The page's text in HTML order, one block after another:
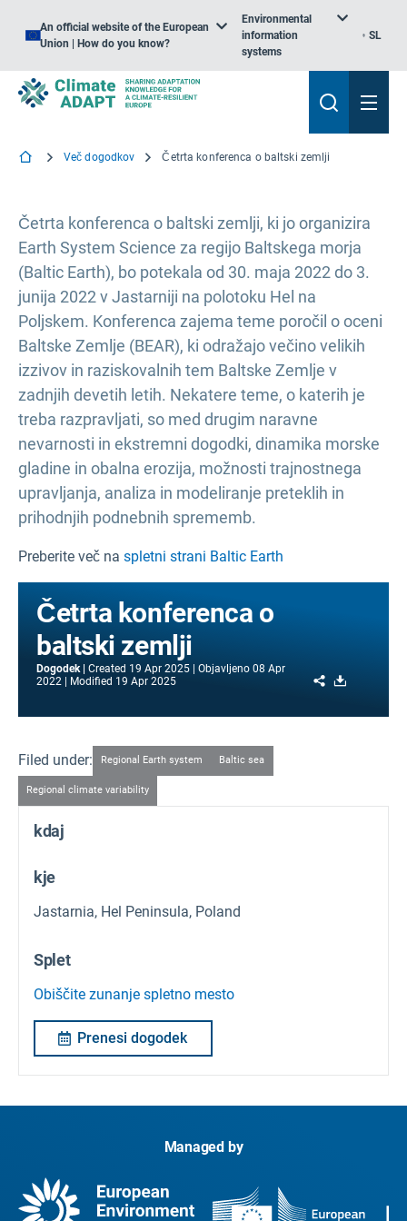
An official website of the European
Union | How do you know?
Environmental
information
systems
SL
Več dogodkov Četrta konferenca o baltski zemlji
Četrta konferenca o baltski zemlji, ki jo organizira
Earth System Science za regijo Baltskega morja
(Baltic Earth), bo potekala od 30. maja 2022 do 3.
junija 2022 v Jastarniji na polotoku Hel na
Poljskem. Konferenca zajema teme poročil o oceni
Baltske Zemlje (BEAR), ki odražajo večino velikih
izzivov in raziskovalnih tem Baltske Zemlje v
zadnjih devetih letih. Nekatere teme, o katerih je
treba razpravljati, so med drugim naravne
nevarnosti in ekstremni dogodki, dinamika morske
gladine in obalna erozija, možnosti trajnostnega
upravljanja, analiza in modeliranje preteklih in
prihodnjih podnebnih sprememb.
Preberite več na spletni strani Baltic Earth
Četrta konferenca o
baltski zemlji
Dogodek Created 19 Apr 2025 Objavljeno 08 Apr
2022
Modified 19 Apr 2025 Share
Filed under: Regional Earth system Baltic sea
Regional climate variability
kdaj
kje
Jastarnia, Hel Peninsula, Poland
Splet
Obiščite zunanje spletno mesto
Prenesi dogodek
Managed by